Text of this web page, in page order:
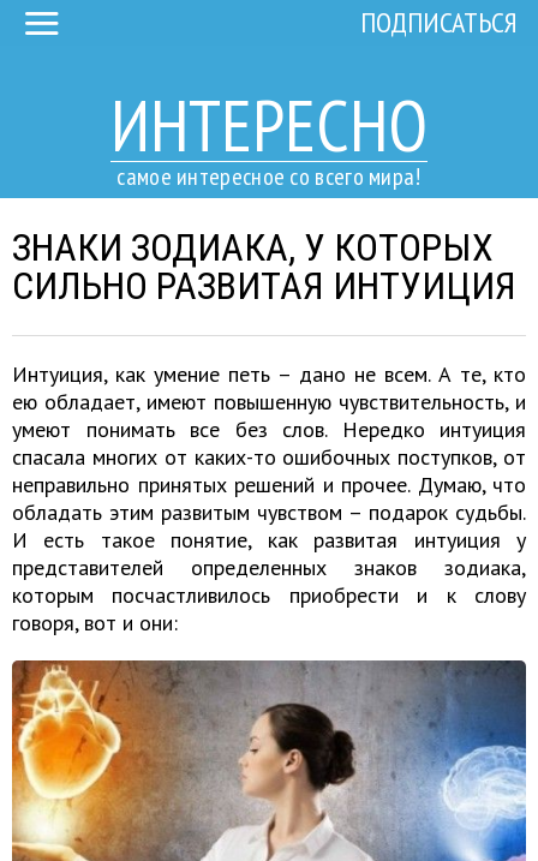
ИНТЕРЕСНО
самое интересное со всего мира!
ПОДПИСАТЬСЯ
ЗНАКИ ЗОДИАКА, У КОТОРЫХ
СИЛЬНО РАЗВИТАЯ ИНТУИЦИЯ
Интуиция, как умение петь – дано не всем. А те, кто
ею обладает, имеют повышенную чувствительность, и
умеют понимать все без слов. Нередко интуиция
спасала многих от каких-то ошибочных поступков, от
неправильно принятых решений и прочее. Думаю, что
обладать этим развитым чувством – подарок судьбы.
И есть такое понятие, как развитая интуиция у
представителей определенных знаков зодиака,
которым посчастливилось приобрести и к слову
говоря, вот и они: